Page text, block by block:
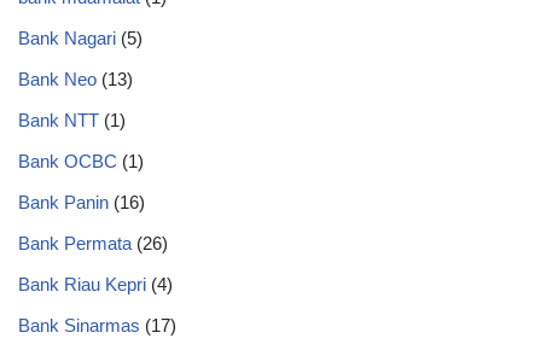
Bank Nagari (5)
Bank Neo (13)
Bank NTT (1)
Bank OCBC (1)
Bank Panin (16)
Bank Permata (26)
Bank Riau Kepri (4)
Bank Sinarmas (17)